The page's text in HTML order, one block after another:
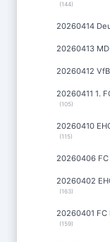
(144)
20260414
20260413
20260412
20260411 1.
(105)
20260410
(115)
20260406 FC
20260402
(163)
20260401
(159)